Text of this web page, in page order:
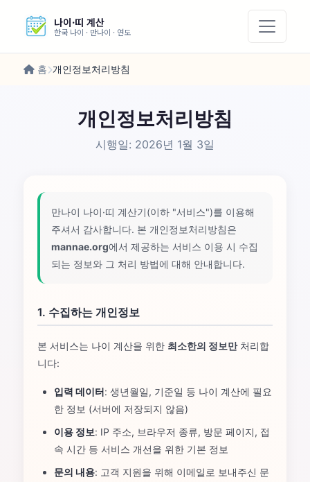
나이·띠 계산
한국 나이 · 만나이 · 연도
홈 개인정보처리방침
개인정보처리방침
시행일: 2026년 1월 3일
만나이 나이·띠 계산기(이하 "서비스")를 이용해
주셔서 감사합니다. 본 개인정보처리방침은
mannae.org에서 제공하는 서비스 이용 시 수집
되는 정보와 그 처리 방법에 대해 안내합니다.
1. 수집하는 개인정보
본 서비스는 나이 계산을 위한 최소한의 정보만처리합
니다:
입력 데이터: 생년월일, 기준일 등 나이 계산에 필요
한 정보 (서버에 저장되지 않음)
이용 정보: IP 주소, 브라우저 종류, 방문 페이지, 접
속 시간 등 서비스 개선을 위한 기본 정보
문의 내용: 고객 지원을 위해 이메일로 보내주신 문